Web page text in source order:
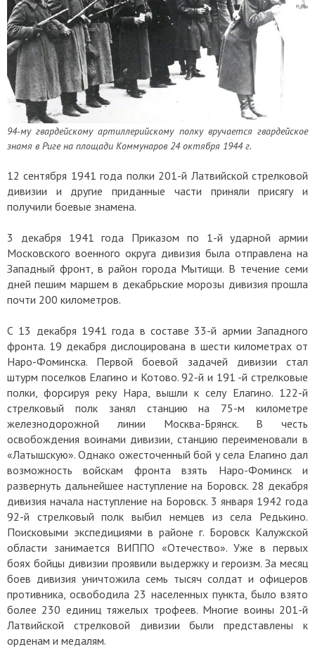
94-му гвардейскому артиллерийскому полку вручается гвардейское
знамя в Риге на площади Коммунаров 24 октября 1944 г.
12 сентября 1941 года полки 201-й Латвийской стрелковой
дивизии и другие приданные части приняли присягу и
получили боевые знамена.
3 декабря 1941 года Приказом по 1-й ударной армии
Московского военного округа дивизия была отправлена на
Западный фронт, в район города Мытищи. В течение семи
дней пешим маршем в декабрьские морозы дивизия прошла
почти 200 километров.
С 13 декабря 1941 года в составе 33-й армии Западного
фронта. 19 декабря дислоцирована в шести километрах от
Наро-Фоминска. Первой боевой задачей дивизии стал
штурм поселков Елагино и Котово. 92-й и 191 -й стрелковые
полки, форсируя реку Нара, вышли к селу Елагино. 122-й
стрелковый полк занял станцию на 75-м километре
железнодорожной линии Москва-Брянск. В честь
освобождения воинами дивизии, станцию переименовали в
«Латышскую». Однако ожесточенный бой у села Елагино дал
возможность войскам фронта взять Наро-Фоминск и
развернуть дальнейшее наступление на Боровск. 28 декабря
дивизия начала наступление на Боровск. 3 января 1942 года
92-й стрелковый полк выбил немцев из села Редькино.
Поисковыми экспедициями в районе г. Боровск Калужской
области занимается ВИППО «Отечество». Уже в первых
боях бойцы дивизии проявили выдержку и героизм. За месяц
боев дивизия уничтожила семь тысяч солдат и офицеров
противника, освободила 23 населенных пункта, было взято
более 230 единиц тяжелых трофеев. Многие воины 201-й
Латвийской стрелковой дивизии были представлены к
орденам и медалям.